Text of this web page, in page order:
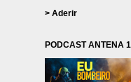
> Aderir
PODCAST ANTENA 1